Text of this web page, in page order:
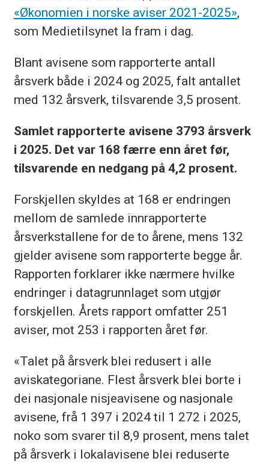
«Økonomien i norske aviser 2021-2025»,
som Medietilsynet la fram i dag.
Blant avisene som rapporterte antall
årsverk både i 2024 og 2025, falt antallet
med 132 årsverk, tilsvarende 3,5 prosent.
Samlet rapporterte avisene 3793 årsverk
i 2025. Det var 168 færre enn året før,
tilsvarende en nedgang på 4,2 prosent.
Forskjellen skyldes at 168 er endringen
mellom de samlede innrapporterte
årsverkstallene for de to årene, mens 132
gjelder avisene som rapporterte begge år.
Rapporten forklarer ikke nærmere hvilke
endringer i datagrunnlaget som utgjør
forskjellen. Årets rapport omfatter 251
aviser, mot 253 i rapporten året før.
«Talet på årsverk blei redusert i alle
aviskategoriane. Flest årsverk blei borte i
dei nasjonale nisjeavisene og nasjonale
avisene, frå 1 397 i 2024 til 1 272 i 2025,
noko som svarer til 8,9 prosent, mens talet
på årsverk i lokalavisene blei reduserte